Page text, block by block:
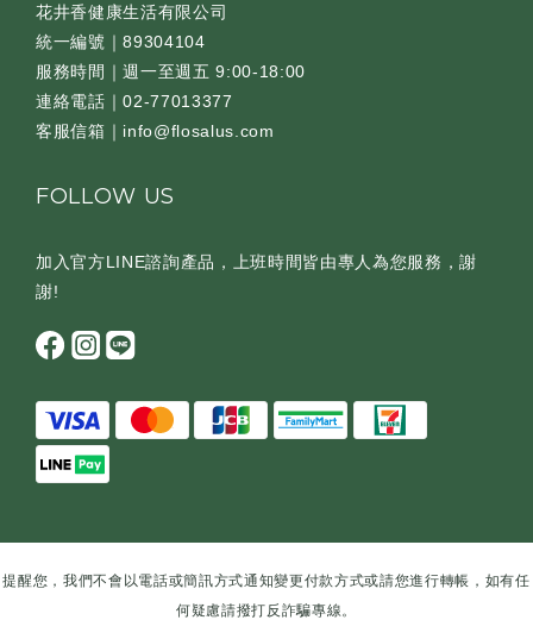
花井香健康生活有限公司
統一編號｜89304104
服務時間｜週一至週五 9:00-18:00
連絡電話｜02-77013377
客服信箱｜info@flosalus.com
FOLLOW US
加入官方LINE諮詢產品，上班時間皆由專人為您服務，謝
謝!
提醒您，我們不會以電話或簡訊方式通知變更付款方式或請您進行轉帳，如有任
何疑慮請撥打反詐騙專線。